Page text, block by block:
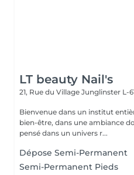
LT beauty Nail's
21, Rue du Village Junglinster L-
Bienvenue dans un institut
bien-être, dans une ambiance
pensé dans un univers r...
Dépose Semi-Permanent
Semi-Permanent Pieds